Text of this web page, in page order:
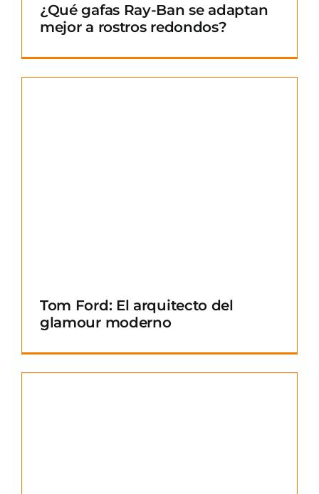
¿Qué gafas Ray-Ban se adaptan
mejor a rostros redondos?
Tom Ford: El arquitecto del
glamour moderno